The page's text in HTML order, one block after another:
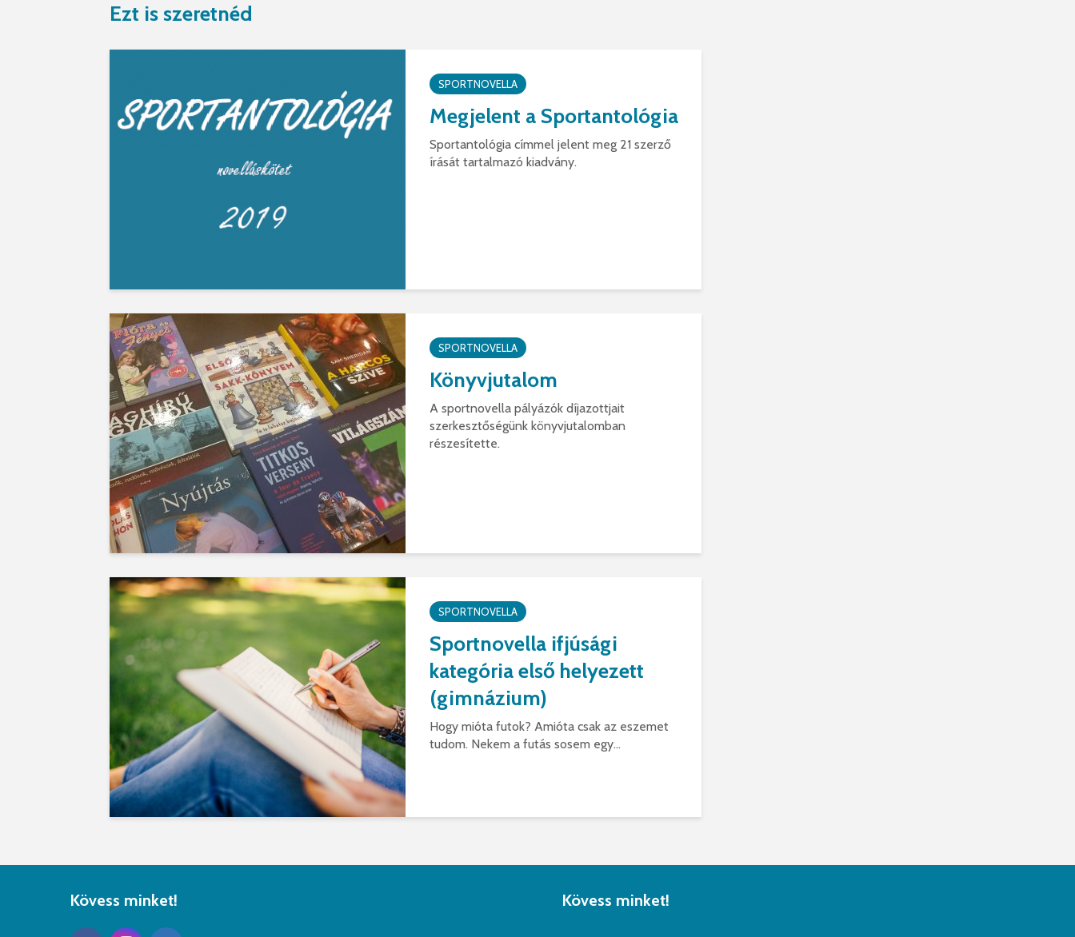
Ezt is szeretnéd
SPORTNOVELLA
Megjelent a Sportantológia
Sportantológia címmel jelent meg 21 szerző
írását tartalmazó kiadvány.
SPORTNOVELLA
Könyvjutalom
A sportnovella pályázók díjazottjait
szerkesztőségünk könyvjutalomban
részesítette.
SPORTNOVELLA
Sportnovella ifjúsági
kategória első helyezett
(gimnázium)
Hogy mióta futok? Amióta csak az eszemet
tudom. Nekem a futás sosem egy...
Kövess minket! Kövess minket!